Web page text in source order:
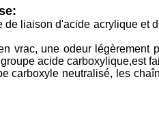
de liaison d'acide acrylique
vrac, une odeur
acide carboxylique,est
carboxyle neutralisé, les